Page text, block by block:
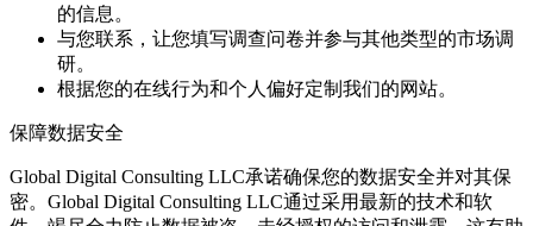
的信息。
与您联系，让您填写调查问卷并参与其他类型的市场调
研。
根据您的在线行为和个人偏好定制我们的网站。
保障数据安全
Global Digital Consulting LLC承诺确保您的数据安全并对其保
密。Global Digital Consulting LLC通过采用最新的技术和软